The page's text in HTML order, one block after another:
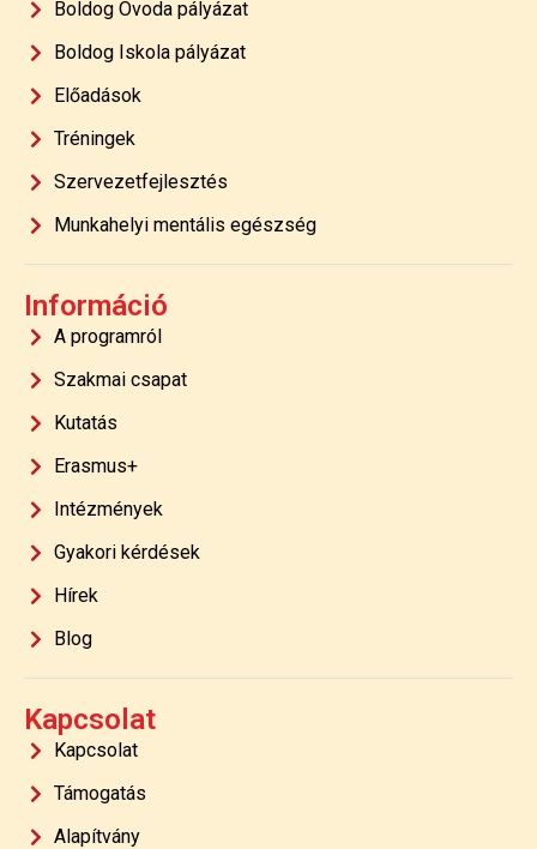
Boldog Óvoda pályázat
Boldog Iskola pályázat
Előadások
Tréningek
Szervezetfejlesztés
Munkahelyi mentális egészség
Információ
A programról
Szakmai csapat
Kutatás
Erasmus+
Intézmények
Gyakori kérdések
Hírek
Blog
Kapcsolat
Kapcsolat
Támogatás
Alapítvány